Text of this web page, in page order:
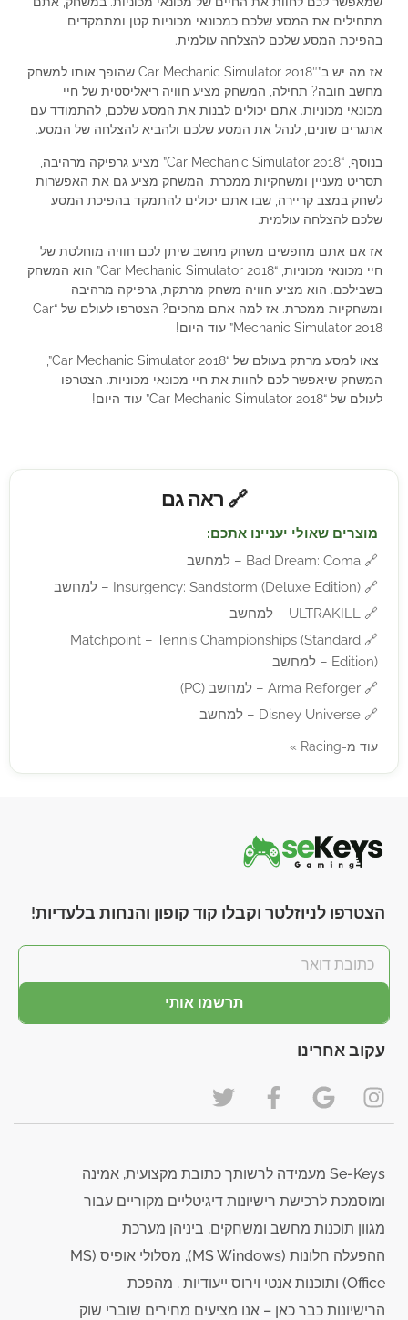
מתחילים את המסע שלכם כמכונאי מכוניות קטן ומתמקדים
בהפיכת המסע שלכם להצלחה עולמית.
אז מה יש ב”Car Mechanic Simulator 2018″ שהופך אותו למשחק
מחשב חובה? תחילה, המשחק מציע חוויה ריאליסטית של חיי
מכונאי מכוניות. אתם יכולים לבנות את המסע שלכם, להתמודד עם
אתגרים שונים, לנהל את המסע שלכם ולהביא להצלחה של המסע.
בנוסף, “Car Mechanic Simulator 2018” מציע גרפיקה מרהיבה,
תסריט מעניין ומשחקיות ממכרת. המשחק מציע גם את האפשרות
לשחק במצב קריירה, שבו אתם יכולים להתמקד בהפיכת המסע
שלכם להצלחה עולמית.
אז אם אתם מחפשים משחק מחשב שיתן לכם חוויה מוחלטת של
חיי מכונאי מכוניות, “Car Mechanic Simulator 2018” הוא המשחק
בשבילכם. הוא מציע חוויה משחק מרתקת, גרפיקה מרהיבה
ומשחקיות ממכרת. אז למה אתם מחכים? הצטרפו לעולם של “Car
Mechanic Simulator 2018” עוד היום!
צאו למסע מרתק בעולם של “Car Mechanic Simulator 2018”,
המשחק שיאפשר לכם לחוות את חיי מכונאי מכוניות. הצטרפו
לעולם של “Car Mechanic Simulator 2018” עוד היום!
🔗 ראה גם
מוצרים שאולי יעניינו אתכם:
🔗 Bad Dream: Coma – למחשב
🔗 Insurgency: Sandstorm (Deluxe Edition) – למחשב
🔗 ULTRAKILL – למחשב
🔗
Matchpoint – Tennis Championships (Standard
Edition) – למחשב
🔗 Arma Reforger – למחשב (PC)
🔗 Disney Universe – למחשב
עוד מ-Racing »
הצטרפו לניוזלטר וקבלו קוד קופון והנחות בלעדיות!
תרשמו אותי
עקוב אחרינו
Se-Keys מעמידה לרשותך כתובת מקצועית, אמינה
ומוסמכת לרכישת רישיונות דיגיטליים מקוריים עבור
מגוון תוכנות מחשב ומשחקים, ביניהן מערכת
ההפעלה חלונות (MS Windows), מסלולי אופיס (MS
Office) ותוכנות אנטי וירוס ייעודיות . מהפכת
הרישיונות כבר כאן – אנו מציעים מחירים שוברי שוק